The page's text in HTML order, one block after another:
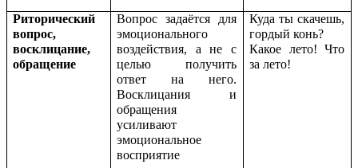
Риторический
вопрос,
восклицание,
обращение
Вопрос задаётся для
эмоционального
воздействия, а не с
целью получить
ответ на него.
Восклицания и
обращения
усиливают
эмоциональное
восприятие
Куда ты скачешь,
гордый конь?
Какое лето! Что
за лето!